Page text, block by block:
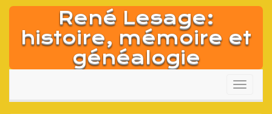
Aller
contenu
René Lesage:
histoire, mémoire et
généalogie